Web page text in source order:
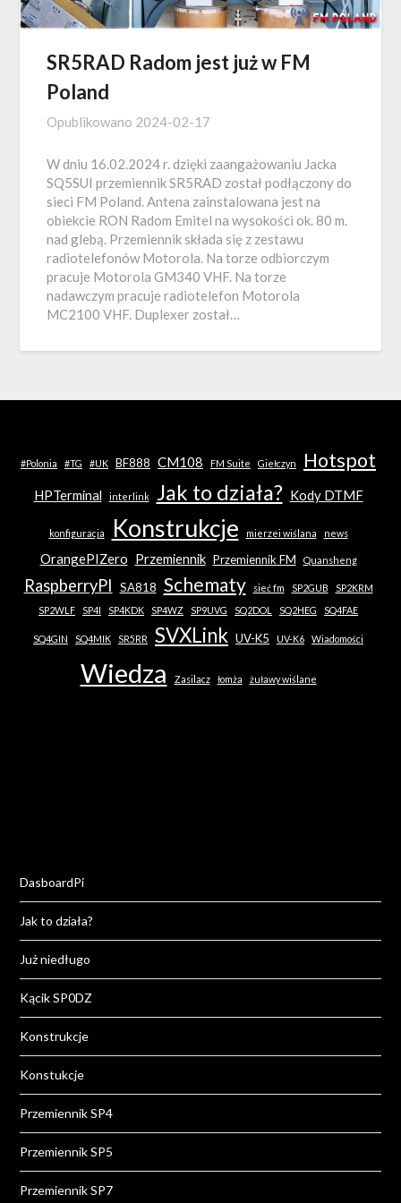
SR5RAD Radom jest już w FM
Poland
Opublikowano 2024-02-17
W dniu 16.02.2024 r. dzięki zaangażowaniu Jacka
SQ5SUI przemiennik SR5RAD został podłączony do
sieci FM Poland. Antena zainstalowana jest na
obiekcie RON Radom Emitel na wysokości ok. 80 m.
nad glebą. Przemiennik składa się z zestawu
radiotelefonów Motorola. Na torze odbiorczym
pracuje Motorola GM340 VHF. Na torze
nadawczym pracuje radiotelefon Motorola
MC2100 VHF. Duplexer został…
#Polonia #TG #UK BF888 CM108 FM Suite Giełczyn Hotspot
HPTerminal interlink Jak to działa? Kody DTMF
konfiguracja Konstrukcje mierzei wiślana news
OrangePIZero Przemiennik Przemiennik FM Quansheng
RaspberryPI SA818 Schematy sieć fm SP2GUB
SP2KRM
SP2WLF
SP4I SP4KDK SP4WZ SP9UVG SQ2DOL SQ2HEG SQ4FAE
SQ4GIN SQ4MIK SR5RR SVXLink UV-K5 UV-K6 Wiadomości
Wiedza Zasilacz łomża żuławy wiślane
DasboardPi
Jak to działa?
Już niedługo
Kącik SP0DZ
Konstrukcje
Konstukcje
Przemiennik SP4
Przemiennik SP5
Przemiennik SP7